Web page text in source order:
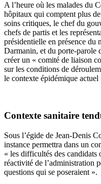
A l’heure où les malades du
hôpitaux qui comptent plus
soins critiques, le chef du
chefs de partis et les
présidentielle en présence du
Darmanin, et du porte-parole
créer un « comité de liaison
sur les conditions de
le contexte épidémique actuel
Contexte sanitaire
Sous l’égide de Jean-Denis
instance permettra dans un
« les difficultés des candidats
réactivité de l’administration
questions qui se poseraient ».